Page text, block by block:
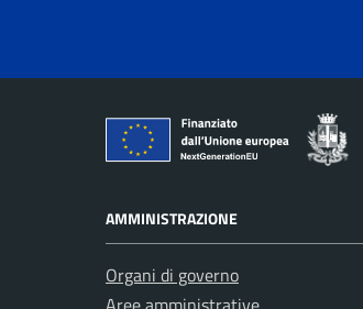
AMMINISTRAZIONE
Organi di governo